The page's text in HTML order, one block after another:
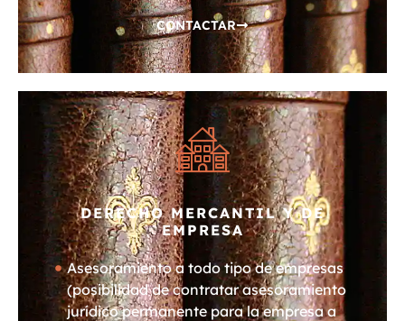
CONTACTAR
DERECHO MERCANTIL Y DE
EMPRESA
Asesoramiento a todo tipo de empresas
(posibilidad de contratar asesoramiento
jurídico permanente para la empresa a